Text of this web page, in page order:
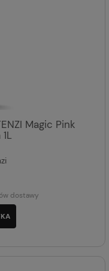
Magic Pink
dostawy